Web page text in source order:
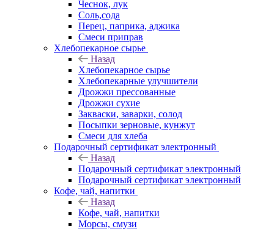
Чеснок, лук
Соль,сода
Перец, паприка, аджика
Смеси приправ
Хлебопекарное сырье
Назад
Хлебопекарное сырье
Хлебопекарные улучшители
Дрожжи прессованные
Дрожжи сухие
Закваски, заварки, солод
Посыпки зерновые, кунжут
Смеси для хлеба
Подарочный сертификат электронный
Назад
Подарочный сертификат электронный
Подарочный сертификат электронный
Кофе, чай, напитки
Назад
Кофе, чай, напитки
Морсы, смузи